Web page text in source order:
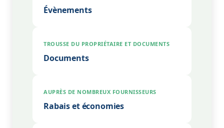
Évènements
TROUSSE DU PROPRIÉTAIRE ET DOCUMENTS
Documents
AUPRÈS DE NOMBREUX FOURNISSEURS
Rabais et économies